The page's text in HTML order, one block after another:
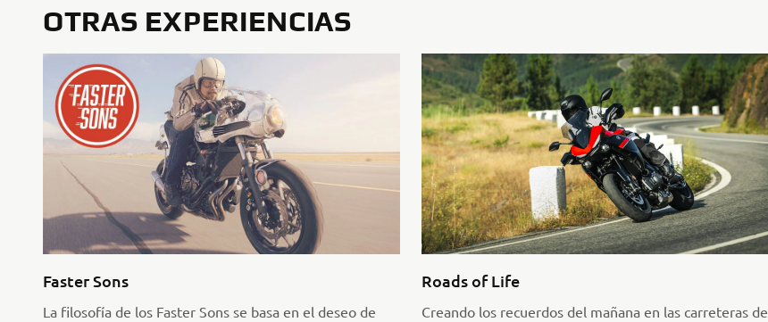
OTRAS EXPERIENCIAS
Faster Sons
La filosofía de los Faster Sons se basa en el deseo de
Roads of Life
Creando los recuerdos del mañana en las carreteras de